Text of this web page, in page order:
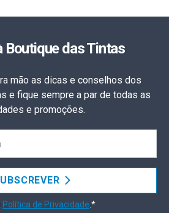
Boutique das Tintas
mão as dicas e conselhos dos
e fique sempre a par de todas as
e promoções.
Política de Privacidade .*